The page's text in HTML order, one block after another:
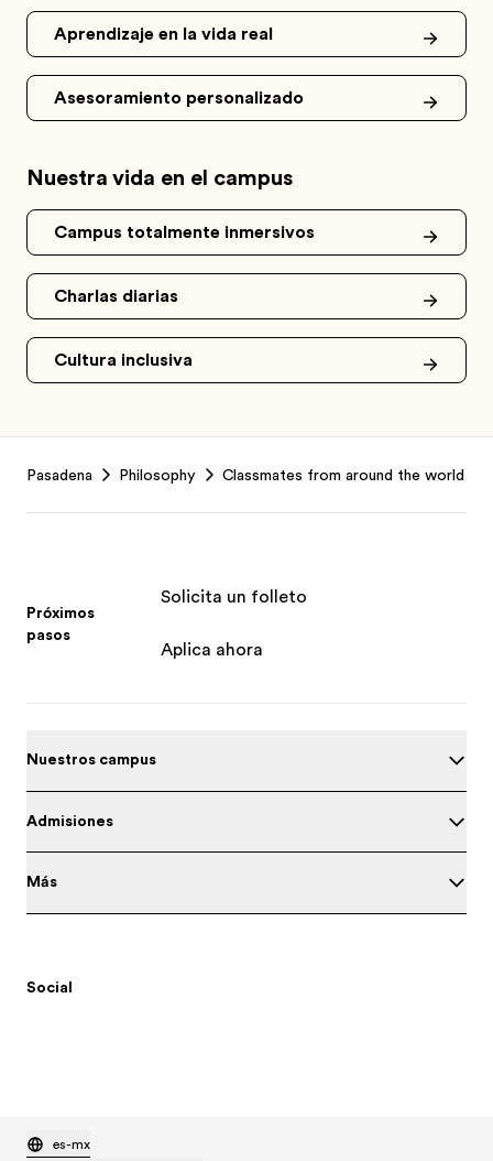
Aprendizaje en la vida real
Asesoramiento personalizado
Nuestra vida en el campus
Campus totalmente inmersivos
Charlas diarias
Cultura inclusiva
Pasadena Philosophy Classmates from around the world
Próximos
pasos
Solicita un folleto
Aplica ahora
Nuestros campus
Admisiones
Más
Social
es-mx